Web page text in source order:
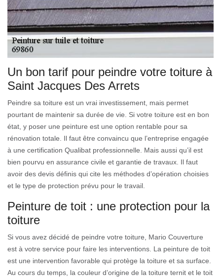
Un bon tarif pour peindre votre toiture à
Saint Jacques Des Arrets
Peindre sa toiture est un vrai investissement, mais permet
pourtant de maintenir sa durée de vie. Si votre toiture est en bon
état, y poser une peinture est une option rentable pour sa
rénovation totale. Il faut être convaincu que l’entreprise engagée
à une certification Qualibat professionnelle. Mais aussi qu’il est
bien pourvu en assurance civile et garantie de travaux. Il faut
avoir des devis définis qui cite les méthodes d’opération choisies
et le type de protection prévu pour le travail.
Peinture de toit : une protection pour la
toiture
Si vous avez décidé de peindre votre toiture, Mario Couverture
est à votre service pour faire les interventions. La peinture de toit
est une intervention favorable qui protège la toiture et sa surface.
Au cours du temps, la couleur d’origine de la toiture ternit et le toit